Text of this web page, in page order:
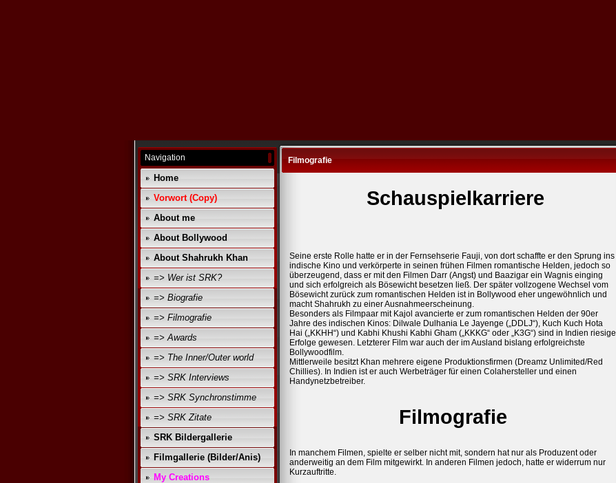
Navigation
Home
Vorwort (Copy)
About me
About Bollywood
About Shahrukh Khan
=> Wer ist SRK?
=> Biografie
=> Filmografie
=> Awards
=> The Inner/Outer world
=> SRK Interviews
=> SRK Synchronstimme
=> SRK Zitate
SRK Bildergallerie
Filmgallerie (Bilder/Anis)
My Creations
Filmografie
Schauspielkarriere
Seine erste Rolle hatte er in der Fernsehserie Fauji, von dort schaffte er den Sprung ins
indische Kino und verkörperte in seinen frühen Filmen romantische Helden, jedoch so
überzeugend, dass er mit den Filmen Darr (Angst) und Baazigar ein Wagnis einging
und sich erfolgreich als Bösewicht besetzen ließ. Der später vollzogene Wechsel vom
Bösewicht zurück zum romantischen Helden ist in Bollywood eher ungewöhnlich und
macht Shahrukh zu einer Ausnahmeerscheinung.
Besonders als Filmpaar mit Kajol avancierte er zum romantischen Helden der 90er
Jahre des indischen Kinos: Dilwale Dulhania Le Jayenge („DDLJ“), Kuch Kuch Hota
Hai („KKHH“) und Kabhi Khushi Kabhi Gham („KKKG“ oder „K3G“) sind in Indien riesige
Erfolge gewesen. Letzterer Film war auch der im Ausland bislang erfolgreichste
Bollywoodfilm.
Mittlerweile besitzt Khan mehrere eigene Produktionsfirmen (Dreamz Unlimited/Red
Chillies). In Indien ist er auch Werbeträger für einen Colahersteller und einen
Handynetzbetreiber.
Filmografie
In manchem Filmen, spielte er selber nicht mit, sondern hat nur als Produzent oder
anderweitig an dem Film mitgewirkt. In anderen Filmen jedoch, hatte er widerrum nur
Kurzauftritte.